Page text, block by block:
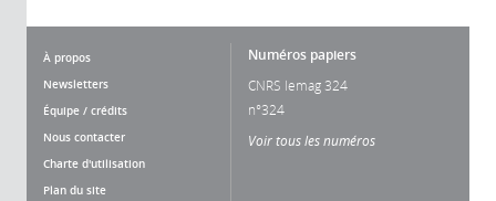
À propos
Newsletters
Équipe / crédits
Nous contacter
Charte d'utilisation
Plan du site
Numéros papiers
CNRS lemag 324
n°324
Voir tous les numéros